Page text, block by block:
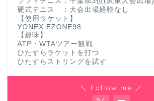
硬式テニス ：大会出場経験なし
【使用ラケット】
YONEX EZONE98
【趣味】
ATP・WTAツアー観戦
ひたすらラケットを打つ
ひたすらストリングを試す
＼ Follow me ／